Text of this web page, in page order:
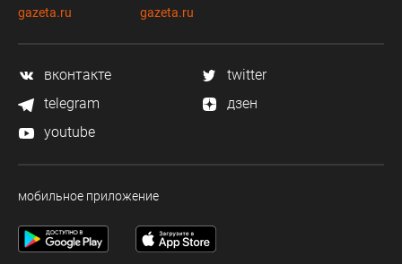
gazeta.ru
gazeta.ru
вконтакте
twitter
telegram
дзен
youtube
мобильное приложение